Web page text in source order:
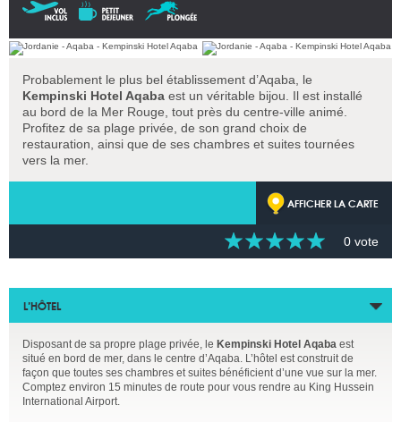
Probablement le plus bel établissement d’Aqaba, le
Kempinski Hotel Aqaba est un véritable bijou. Il est installé
au bord de la Mer Rouge, tout près du centre-ville animé.
Profitez de sa plage privée, de son grand choix de
restauration, ainsi que de ses chambres et suites tournées
vers la mer.
AFFICHER LA CARTE
0 vote
L’HÔTEL
Disposant de sa propre plage privée, le Kempinski Hotel Aqaba est
situé en bord de mer, dans le centre d’Aqaba. L’hôtel est construit de
façon que toutes ses chambres et suites bénéficient d’une vue sur la mer.
Comptez environ 15 minutes de route pour vous rendre au King Hussein
International Airport.